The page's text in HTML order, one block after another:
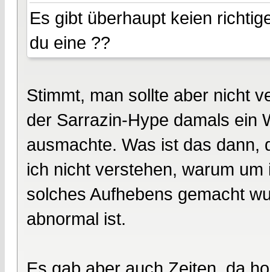
Es gibt überhaupt keien
du eine ??
Stimmt, man sollte aber nicht
der Sarrazin-Hype damals ein
ausmachte. Was ist das dann,
ich nicht verstehen, warum
solches Aufhebens gemacht
abnormal ist.